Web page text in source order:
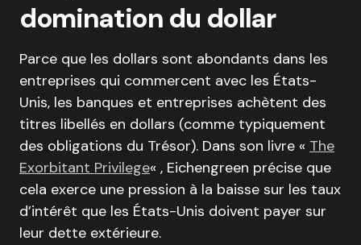
domination du dollar
Parce que les dollars sont abondants dans les
entreprises qui commercent avec les États-
Unis, les banques et entreprises achètent des
titres libellés en dollars (comme typiquement
des obligations du Trésor). Dans son livre « The
Exorbitant Privilege« , Eichengreen précise que
cela exerce une pression à la baisse sur les taux
d’intérêt que les États-Unis doivent payer sur
leur dette extérieure.